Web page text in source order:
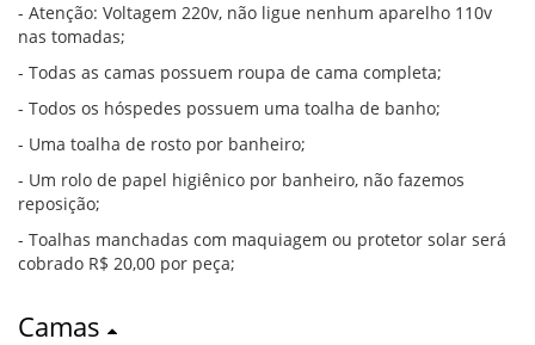
- Atenção: Voltagem 220v, não ligue nenhum aparelho 110v
nas tomadas;
- Todas as camas possuem roupa de cama completa;
- Todos os hóspedes possuem uma toalha de banho;
- Uma toalha de rosto por banheiro;
- Um rolo de papel higiênico por banheiro, não fazemos
reposição;
- Toalhas manchadas com maquiagem ou protetor solar será
cobrado R$ 20,00 por peça;
Camas